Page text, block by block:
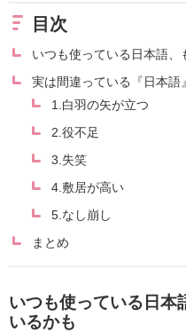
目次
いつも使っている日本語、
実は間違っている『日本語
1.白羽の矢が立つ
2.役不足
3.失笑
4.敷居が高い
5.なし崩し
まとめ
いつも使っている日本
いるかも